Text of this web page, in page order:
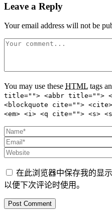
Leave a Reply
Your email address will not be
You may use these HTML tags
title=""> <abbr title="">
<blockquote cite="">
<em> <i> <q cite=""> <s>
在此浏览器中保存我的显
以便下次评论时使用。